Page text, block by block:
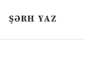
ŞƏRH YAZ